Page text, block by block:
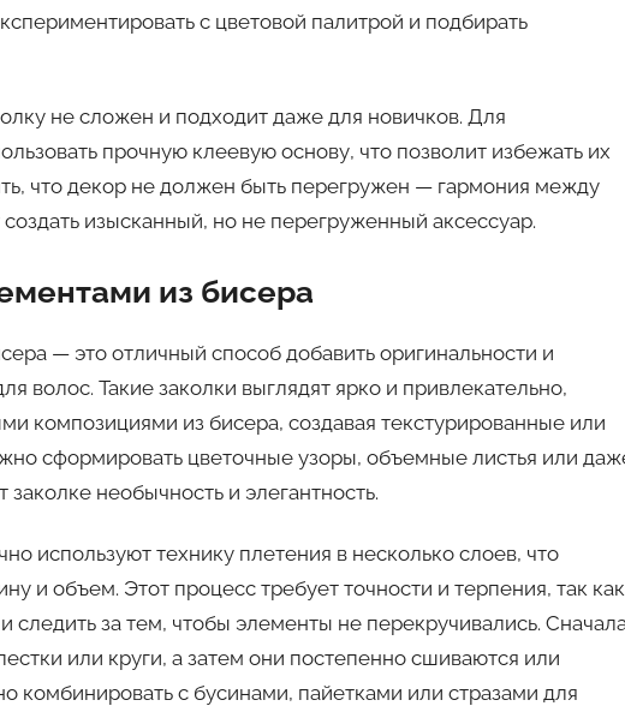
с цветовой палитрой и подбирать
не сложен и подходит даже для новичков. Для
прочную клеевую основу, что позволит избежать их
что декор не должен быть перегружен — гармония между
изысканный, но не перегруженный аксессуар.
из бисера
— это отличный способ добавить оригинальности и
волос. Такие заколки выглядят ярко и привлекательно,
композициями из бисера, создавая текстурированные или
сформировать цветочные узоры, объемные листья или
необычность и элегантность.
используют технику плетения в несколько слоев, что
и объем. Этот процесс требует точности и терпения, так как
следить за тем, чтобы элементы не перекручивались.
или круги, а затем они постепенно сшиваются или
комбинировать с бусинами, пайетками или стразами для